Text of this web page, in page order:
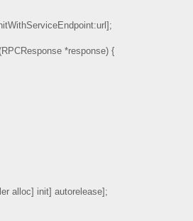
*response) {
alloc] init] autorelease];